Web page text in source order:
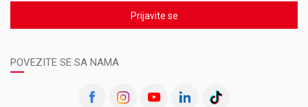
Prijavite se
POVEZITE SE SA NAMA